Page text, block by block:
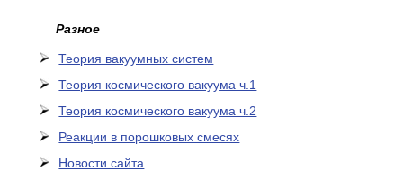
Разное
Теория вакуумных систем
Теория космического вакуума ч.1
Теория космического вакуума ч.2
Реакции в порошковых смесях
Новости сайта